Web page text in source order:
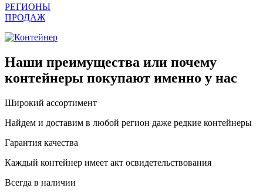
РЕГИОНЫ
ПРОДАЖ
Наши преимущества или почему
контейнеры покупают именно у нас
Широкий ассортимент
Найдем и доставим в любой регион даже редкие контейнеры
Гарантия качества
Каждый контейнер имеет акт освидетельствования
Всегда в наличии